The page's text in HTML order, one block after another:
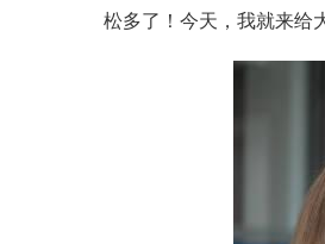
松多了！今天，我就来给